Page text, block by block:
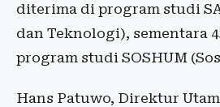
diterima di program studi
dan Teknologi), sementara
program studi SOSHUM
Hans Patuwo, Direktur